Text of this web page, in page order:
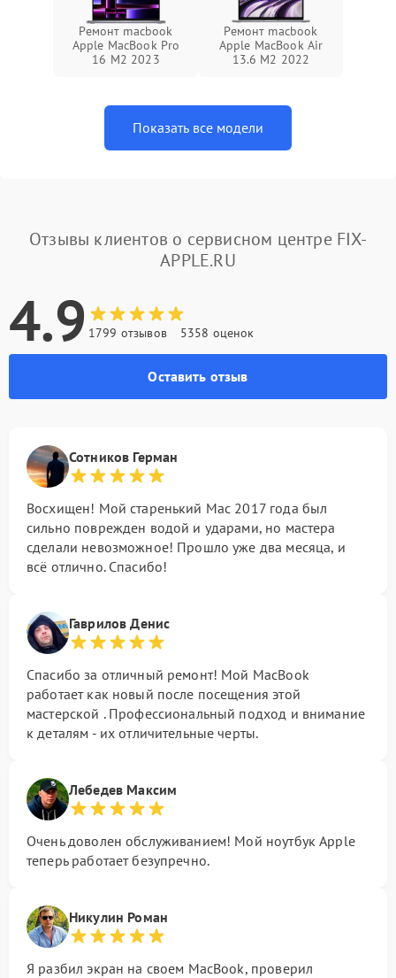
Ремонт macbook
Apple MacBook Pro
16 M2 2023
Ремонт macbook
Apple MacBook Air
13.6 M2 2022
Показать все модели
Отзывы клиентов о сервисном центре FIX-
APPLE.RU
4.9 1799 отзывов 5358 оценок
Оставить отзыв
Сотников Герман
Восхищен! Мой старенький Mac 2017 года был
сильно поврежден водой и ударами, но мастера
сделали невозможное! Прошло уже два месяца, и
всё отлично. Спасибо!
Гаврилов Денис
Спасибо за отличный ремонт! Мой MacBook
работает как новый после посещения этой
мастерской . Профессиональный подход и внимание
к деталям - их отличительные черты.
Лебедев Максим
Очень доволен обслуживанием! Мой ноутбук Apple
теперь работает безупречно.
Никулин Роман
Я разбил экран на своем MacBook, проверил